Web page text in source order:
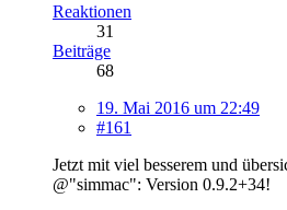
Reaktionen
31
Beiträge
68
19. Mai 2016 um 22:49
#161
Jetzt mit viel besserem und
@"simmac": Version 0.9.2+34!